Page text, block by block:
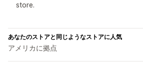
store.
あなたのストアと同じようなストアに人気
アメリカに拠点